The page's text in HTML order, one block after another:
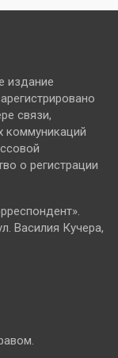
издание
связи,
коммуникаций
о регистрации
Василия Кучера,